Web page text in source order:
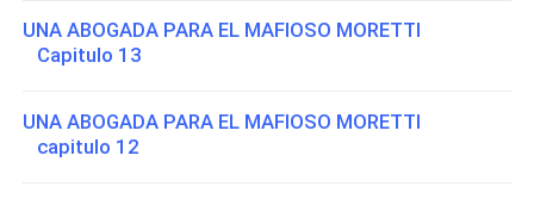
UNA ABOGADA PARA EL MAFIOSO MORETTI
Capitulo 13
UNA ABOGADA PARA EL MAFIOSO MORETTI
capitulo 12